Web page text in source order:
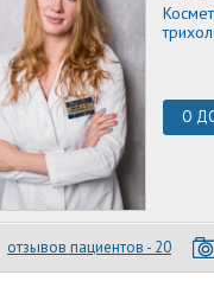
О
отзывов пациентов - 20